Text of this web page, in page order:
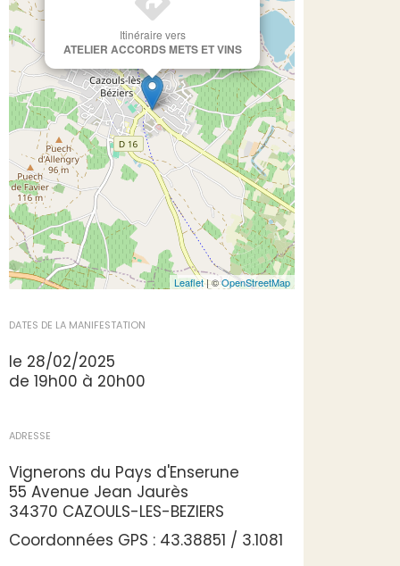
Itinéraire vers
ATELIER ACCORDS METS ET VINS
Leaflet| ©OpenStreetMap
DATES DE LA MANIFESTATION
le 28/02/2025
de 19h00 à 20h00
ADRESSE
Vignerons du Pays d'Enserune
55 Avenue Jean Jaurès
34370 CAZOULS-LES-BEZIERS
Coordonnées GPS : 43.38851 / 3.1081